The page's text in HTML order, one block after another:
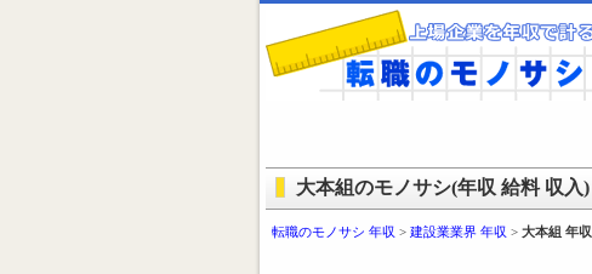
大本組のモノサシ(年収 給料 収入)
転職のモノサシ 年収 > 建設業業界 年収 > 大本組 年収